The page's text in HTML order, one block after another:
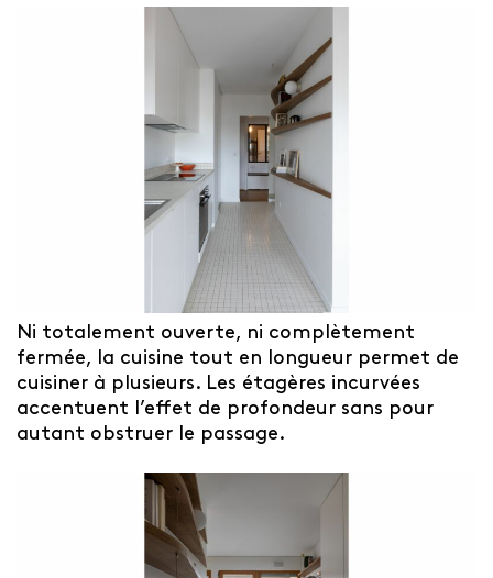
Ni totalement ouverte, ni complètement
fermée, la cuisine tout en longueur permet de
cuisiner à plusieurs. Les étagères incurvées
accentuent l’effet de profondeur sans pour
autant obstruer le passage.